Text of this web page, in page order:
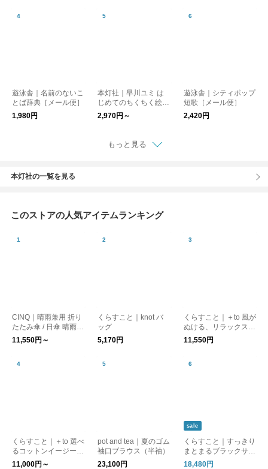
遊泳舎｜名前のないこ
とば辞典［メール便］
1,980円
本灯社｜早川ユミ は
じめてのちくちく絵本
／早川ユミ〈本灯社の
本〉
2,970円～
遊泳舎｜シティポップ
短歌［メール便］
2,420円
もっと見る
本灯社の一覧を見る
このストアの人気アイテムランキング
CINQ｜晴雨兼用 折り
たたみ傘 / 日傘 晴雨兼
用傘［UVケア/紫外線
対策/母の日］
11,550円～
くらすこと｜knot バ
ッグ
5,170円
くらすこと｜＋to 風が
ぬける、リラックスブ
ラウス
11,550円
くらすこと｜＋to 選べ
るコットンイージーパ
ンツ
11,000円～
pot and tea｜夏のゴム
袖口ブラウス（半袖）
23,100円
sale
くらすこと｜すっきり
まとまるブラックサロ
ペット
18,480円